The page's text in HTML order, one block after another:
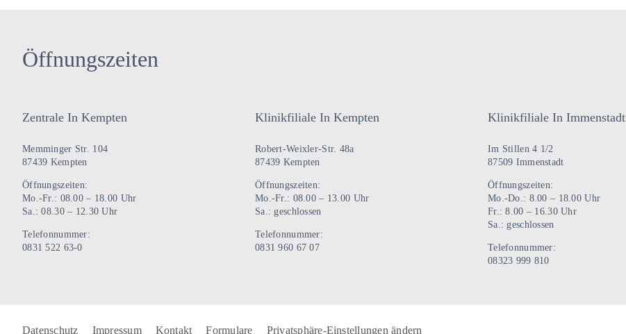
Öffnungszeiten
Zentrale In Kempten
Memminger Str. 104
87439 Kempten
Öffnungszeiten:
Mo.-Fr.: 08.00 – 18.00 Uhr
Sa.: 08.30 – 12.30 Uhr
Telefonnummer:
0831 522 63-0
Klinikfiliale In Kempten
Robert-Weixler-Str. 48a
87439 Kempten
Öffnungszeiten:
Mo.-Fr.: 08.00 – 13.00 Uhr
Sa.: geschlossen
Telefonnummer:
0831 960 67 07
Klinikfiliale In Immenstadt
Im Stillen 4 1/2
87509 Immenstadt
Öffnungszeiten:
Mo.-Do.: 8.00 – 18.00 Uhr
Fr.: 8.00 – 16.30 Uhr
Sa.: geschlossen
Telefonnummer:
08323 999 810
Datenschutz Impressum Kontakt Formulare Privatsphäre-Einstellungen ändern